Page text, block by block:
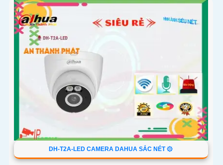
DH-T2A-LED CAMERA DAHUA SẮC NÉT ۞